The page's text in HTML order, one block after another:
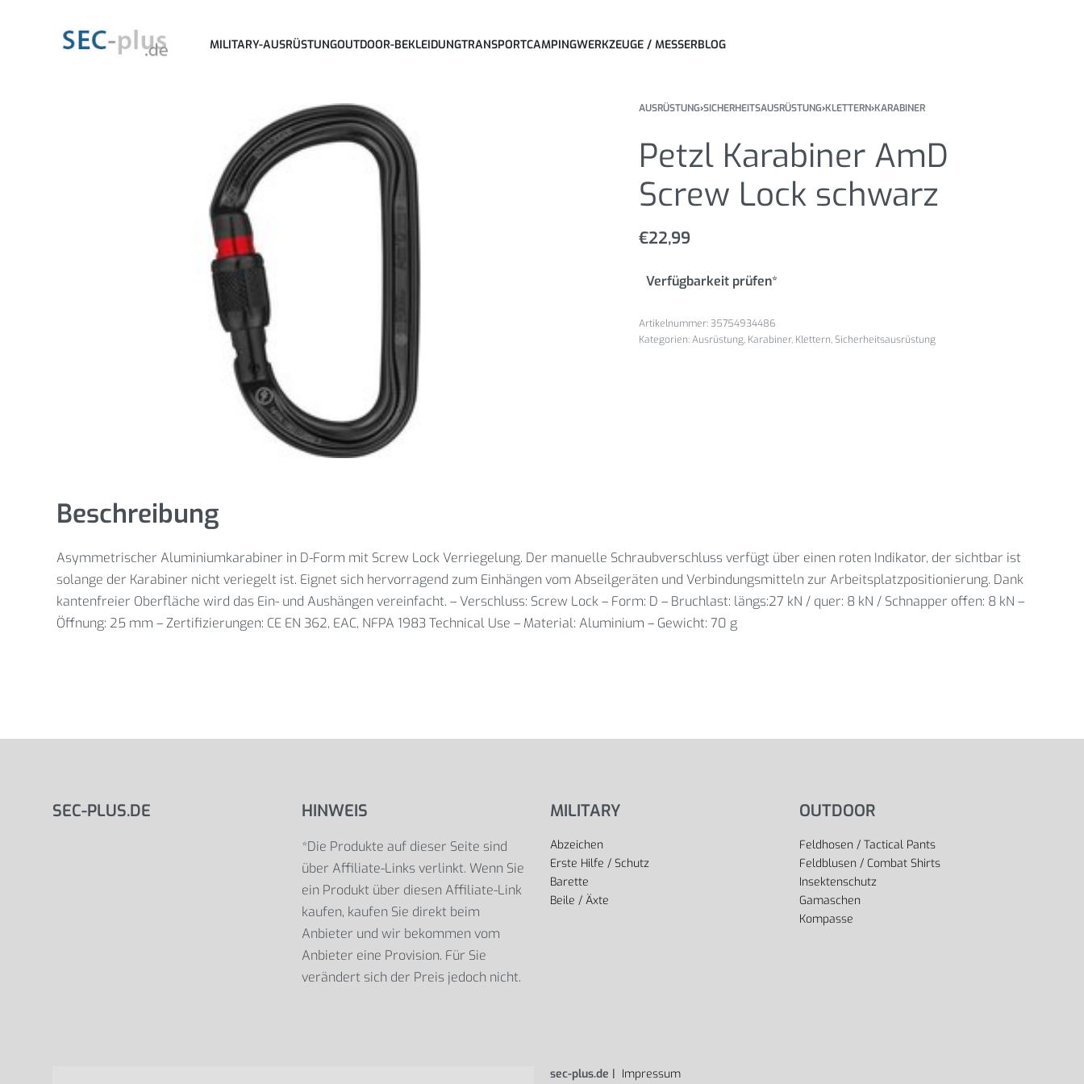
MILITARY-AUSRÜSTUNGOUTDOOR-BEKLEIDUNGTRANSPORTCAMPINGWERKZEUGE / MESSERBLOG
AUSRÜSTUNG›SICHERHEITSAUSRÜSTUNG›KLETTERN›KARABINER
Petzl Karabiner AmD
Screw Lock schwarz
€22,99
Verfügbarkeit prüfen*
35754934486
Kategorien:Ausrüstung, Karabiner, Klettern,Sicherheitsausrüstung
Beschreibung
Asymmetrischer Aluminiumkarabiner in D-Form mit Screw Lock Verriegelung. Der manuelle Schraubverschluss verfügt über einen roten Indikator, der sichtbar ist
solange der Karabiner nicht veriegelt ist. Eignet sich hervorragend zum Einhängen vom Abseilgeräten und Verbindungsmitteln zur Arbeitsplatzpositionierung. Dank
kantenfreier Oberfläche wird das Ein- und Aushängen vereinfacht. – Verschluss: Screw Lock – Form: D – Bruchlast: längs:27 kN / quer: 8 kN / Schnapper offen: 8 kN –
Öffnung: 25 mm – Zertifizierungen: CE EN 362, EAC, NFPA 1983 Technical Use – Material: Aluminium – Gewicht: 70 g
SEC-PLUS.DE HINWEIS
*Die Produkte auf dieser Seite sind
über Affiliate-Links verlinkt. Wenn Sie
ein Produkt über diesen Affiliate-Link
kaufen, kaufen Sie direkt beim
Anbieter und wir bekommen vom
Anbieter eine Provision. Für Sie
verändert sich der Preis jedoch nicht.
MILITARY
Abzeichen
Erste Hilfe / Schutz
Barette
Beile / Äxte
OUTDOOR
Feldhosen / Tactical Pants
Feldblusen / Combat Shirts
Insektenschutz
Gamaschen
Kompasse
sec-plus.de | Impressum